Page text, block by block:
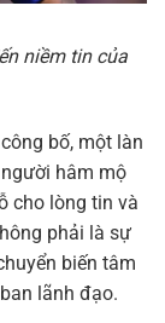
niềm tin của
bố, một làn
hâm mộ
cho lòng tin và
phải là sự
biến tâm
lãnh đạo.